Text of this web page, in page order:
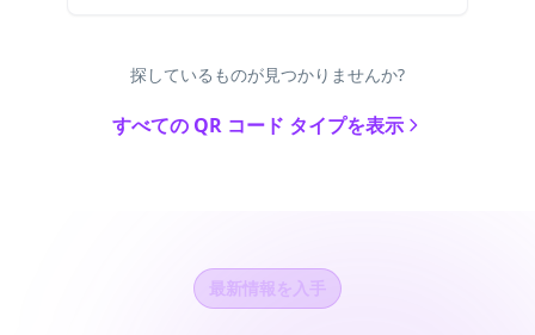
探しているものが見つかりませんか?
すべての QR コード タイプを表示
最新情報を入手